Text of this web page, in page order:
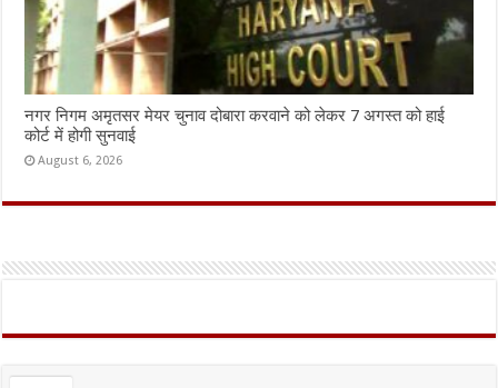
नगर निगम अमृतसर मेयर चुनाव दोबारा करवाने को लेकर 7 अगस्त को हाई
कोर्ट में होगी सुनवाई
August 6, 2026